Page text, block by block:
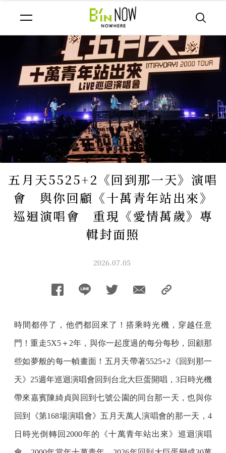
五月天5525+2《回到那一天》演唱
會 與你回顧《十萬青年站出來》
巡迴演唱會 重現《愛情萬歲》專
輯封面照
2026.07.05
時間都停了，他們都回來了！搭乘時光機，穿越任意
門！重走5X5＋2年，與你一起度過的每分每秒，回顧那
些如夢般的每一幀畫面！五月天帶著5525+2《回到那一
天》25週年巡迴演唱會回到台北大巨蛋開唱，3日時光機
帶來嘉賓陳綺貞與回到七號公園的同台那一天，也與你
回到《第168場演唱會》五月天萬人演唱會的那一天，4
日時光倒轉回2000年的《十萬青年站出來》巡迴演唱